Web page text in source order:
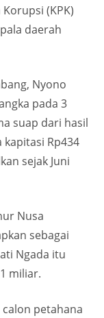
(KPK)
daerah
Nyono
pada 3
suap dari hasil
Rp434
sejak Juni
Nusa
sebagai
Ngada itu
miliar.
petahana